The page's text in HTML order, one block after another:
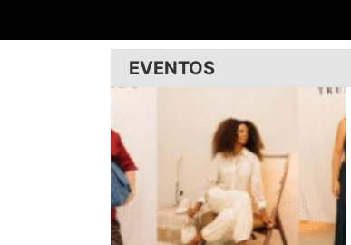
EVENTOS